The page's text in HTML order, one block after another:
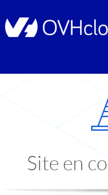
Site en